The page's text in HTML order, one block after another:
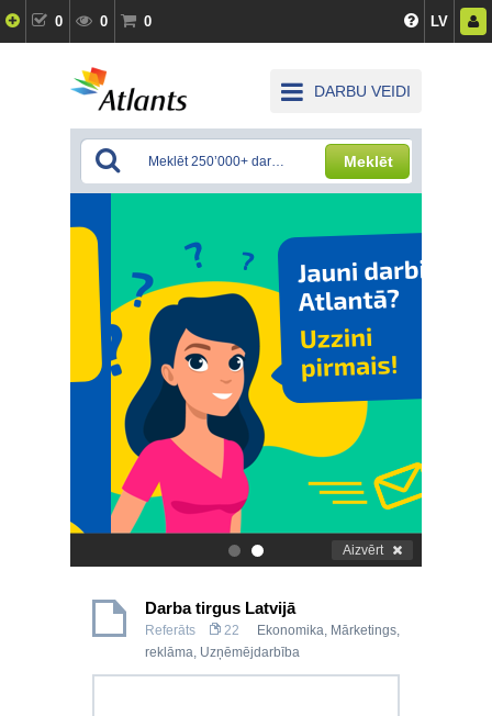
0 0 0 LV
DARBU VEIDI
Meklēt
. Aizvērt
Darba tirgus Latvijā
Referāts 22 Ekonomika, Mārketings,
reklāma, Uzņēmējdarbība